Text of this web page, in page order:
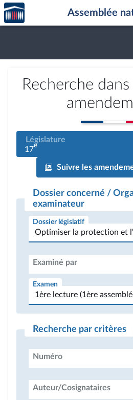
Aller au contenu
Aller en bas de la page
Accèder
à la
page
Assemblée
Recherche
Législature
17e
Suivre les
Dossier concerné /
examinateur
Dossier législatif
Examiné par
Examen
Recherche par critères
Numéro
Auteur/Cosignataires